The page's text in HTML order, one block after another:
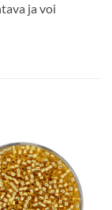
ja voi